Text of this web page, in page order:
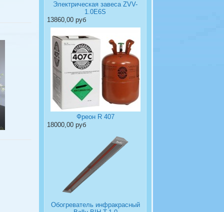
Электрическая завеса ZVV-
1.0Е6S
13860,00 руб
Фреон R 407
18000,00 руб
Обогреватель инфракрасный